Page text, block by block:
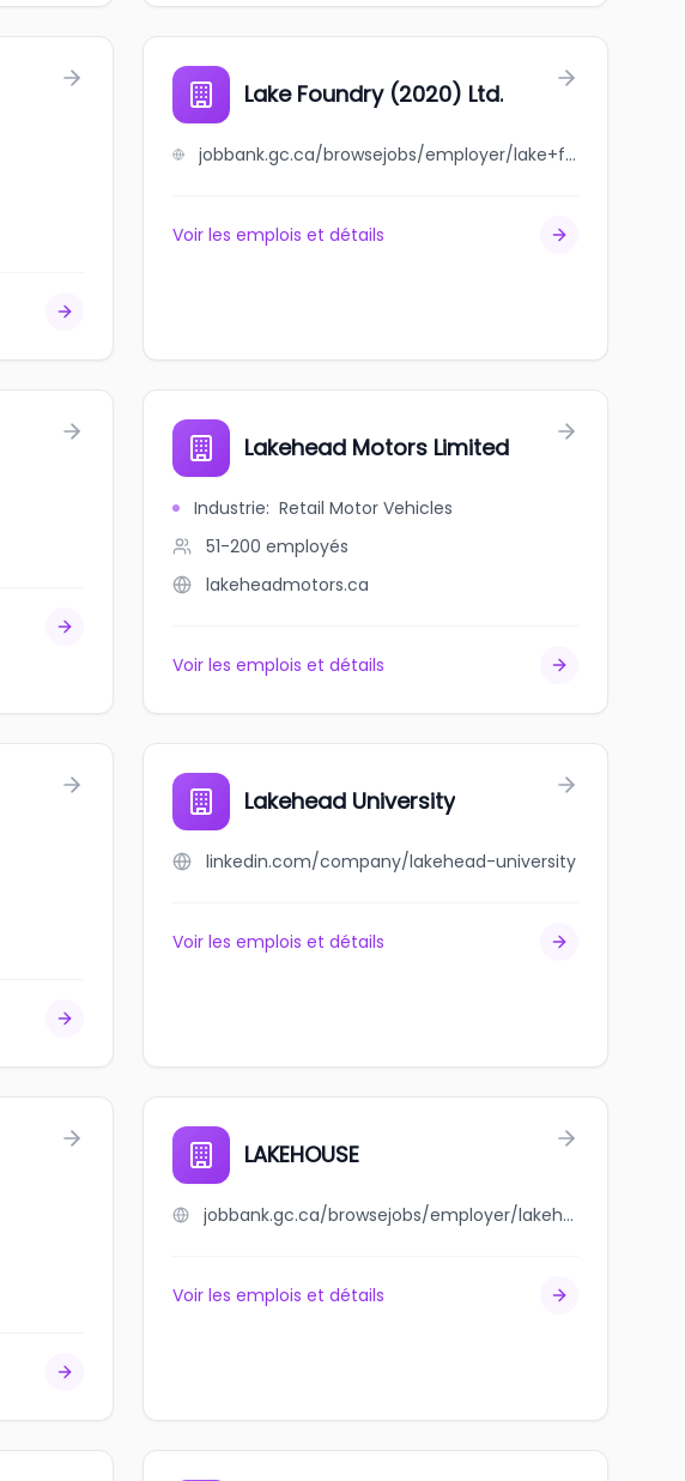
Lake Foundry (2020) Ltd.
jobbank.gc.ca/browsejobs/employer/lake+foundry+%282020%29+ltd./ca
Voir les emplois et détails
Lakehead Motors Limited
Industrie: Retail Motor Vehicles
51-200 employés
lakeheadmotors.ca
Voir les emplois et détails
Lakehead University
linkedin.com/company/lakehead-university
Voir les emplois et détails
LAKEHOUSE
jobbank.gc.ca/browsejobs/employer/lakehouse/ca
Voir les emplois et détails